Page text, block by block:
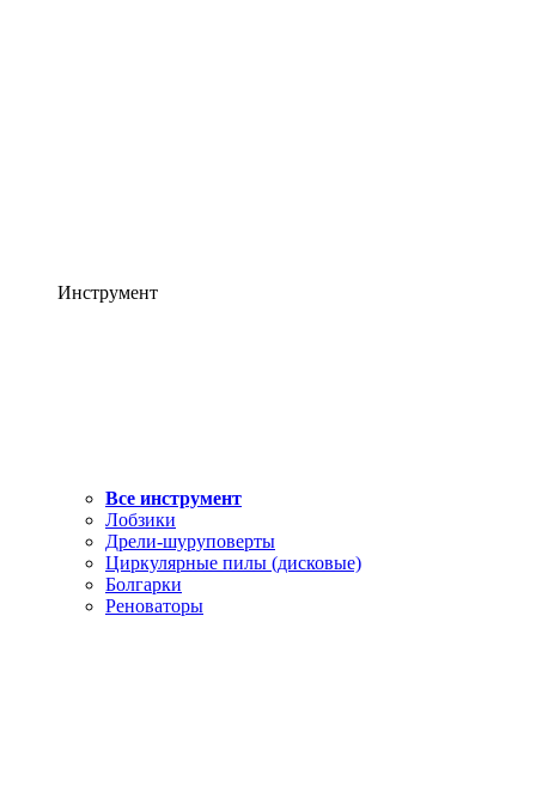
Инструмент
Все инструмент
Лобзики
Дрели-шуруповерты
Циркулярные пилы (дисковые)
Болгарки
Реноваторы